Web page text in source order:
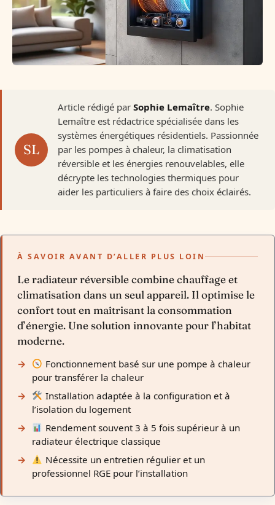
Article rédigé par Sophie Lemaître. Sophie
Lemaître est rédactrice spécialisée dans les
systèmes énergétiques résidentiels. Passionnée
par les pompes à chaleur, la climatisation
réversible et les énergies renouvelables, elle
décrypte les technologies thermiques pour
aider les particuliers à faire des choix éclairés.
À SAVOIR AVANT D’ALLER PLUS LOIN
Le radiateur réversible combine chauffage et
climatisation dans un seul appareil. Il optimise le
confort tout en maîtrisant la consommation
d’énergie. Une solution innovante pour l’habitat
moderne.
Fonctionnement basé sur une pompe à chaleur
pour transférer la chaleur
Installation adaptée à la configuration et à
l’isolation du logement
Rendement souvent 3 à 5 fois supérieur à un
radiateur électrique classique
Nécessite un entretien régulier et un
professionnel RGE pour l’installation